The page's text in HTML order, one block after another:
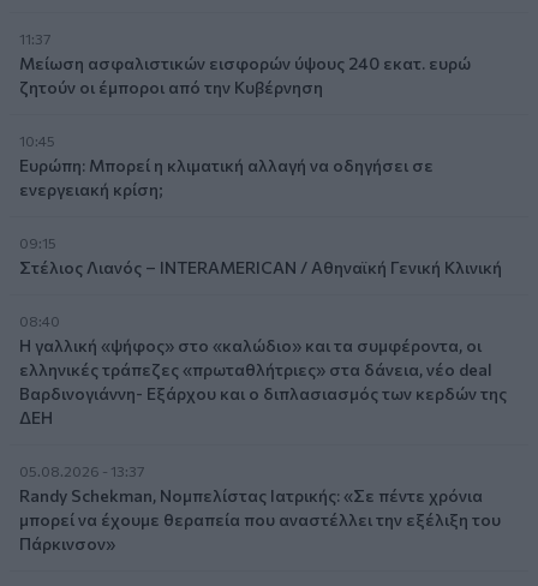
11:37
Μείωση ασφαλιστικών εισφορών ύψους 240 εκατ. ευρώ
ζητούν οι έμποροι από την Κυβέρνηση
10:45
Ευρώπη: Μπορεί η κλιματική αλλαγή να οδηγήσει σε
ενεργειακή κρίση;
09:15
Στέλιος Λιανός – INTERAMERICAN / Αθηναϊκή Γενική Κλινική
08:40
Η γαλλική «ψήφος» στο «καλώδιο» και τα συμφέροντα, οι
ελληνικές τράπεζες «πρωταθλήτριες» στα δάνεια, νέο deal
Βαρδινογιάννη- Εξάρχου και ο διπλασιασμός των κερδών της
ΔΕΗ
05.08.2026 - 13:37
Randy Schekman, Νομπελίστας Ιατρικής: «Σε πέντε χρόνια
μπορεί να έχουμε θεραπεία που αναστέλλει την εξέλιξη του
Πάρκινσον»